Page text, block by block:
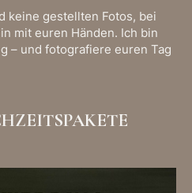
keine gestellten Fotos, bei
mit euren Händen. Ich bin
– und fotografiere euren Tag